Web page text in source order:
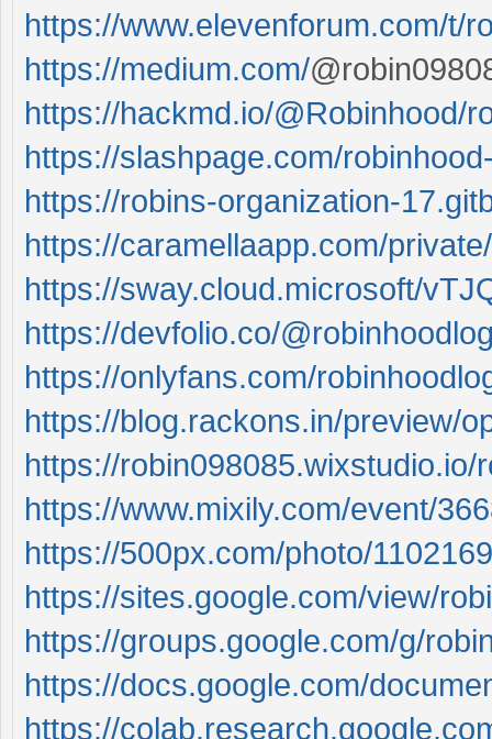
https://www.elevenforum.com/t/
https://medium.com/
https://hackmd.io/@Robinhood/
https://slashpage.com/
https://robins-organization-
https://caramellaapp.com/
https://sway.cloud.microsoft/
https://devfolio.co/
https://onlyfans.com/
https://blog.rackons.in/preview/
https://robin098085.wixstudio.io/
https://www.mixily.com/event/
https://500px.com/photo/
https://sites.google.com/view/
https://groups.google.com/g/
https://docs.google.com/
https://